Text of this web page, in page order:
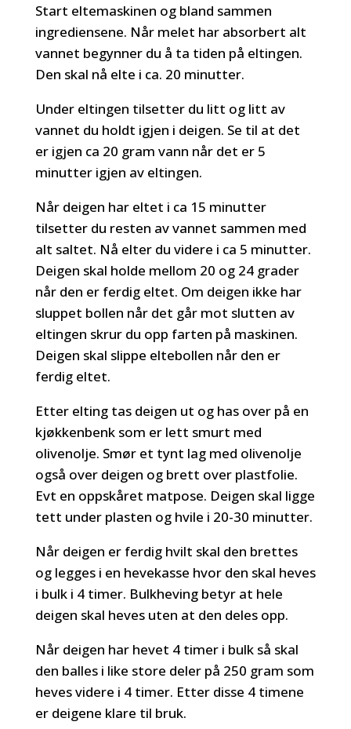
Start eltemaskinen og bland sammen
ingrediensene. Når melet har absorbert alt
vannet begynner du å ta tiden på eltingen.
Den skal nå elte i ca. 20 minutter.
Under eltingen tilsetter du litt og litt av
vannet du holdt igjen i deigen. Se til at det
er igjen ca 20 gram vann når det er 5
minutter igjen av eltingen.
Når deigen har eltet i ca 15 minutter
tilsetter du resten av vannet sammen med
alt saltet. Nå elter du videre i ca 5 minutter.
Deigen skal holde mellom 20 og 24 grader
når den er ferdig eltet. Om deigen ikke har
sluppet bollen når det går mot slutten av
eltingen skrur du opp farten på maskinen.
Deigen skal slippe eltebollen når den er
ferdig eltet.
Etter elting tas deigen ut og has over på en
kjøkkenbenk som er lett smurt med
olivenolje. Smør et tynt lag med olivenolje
også over deigen og brett over plastfolie.
Evt en oppskåret matpose. Deigen skal ligge
tett under plasten og hvile i 20-30 minutter.
Når deigen er ferdig hvilt skal den brettes
og legges i en hevekasse hvor den skal heves
i bulk i 4 timer. Bulkheving betyr at hele
deigen skal heves uten at den deles opp.
Når deigen har hevet 4 timer i bulk så skal
den balles i like store deler på 250 gram som
heves videre i 4 timer. Etter disse 4 timene
er deigene klare til bruk.